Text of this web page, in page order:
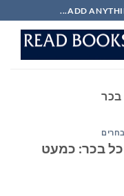
ADD
בכר
בכר: כמעט